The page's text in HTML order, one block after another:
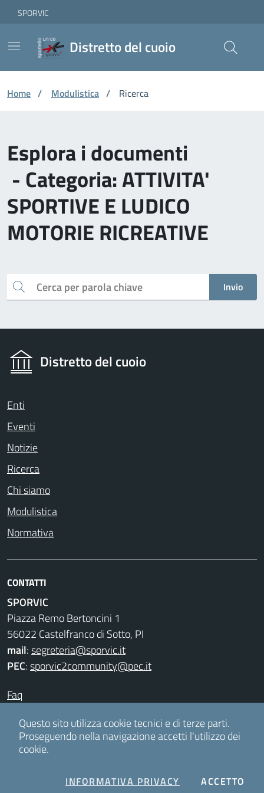
Skip to Main Content
Vai ai contenuti
Vai al footer
SPORVIC
Distretto del cuoio
Home / Modulistica / Ricerca
Esplora i documenti
- Categoria: ATTIVITA'
SPORTIVE E LUDICO
MOTORIE RICREATIVE
Cerca Invio
Distretto del cuoio
Enti
Eventi
Notizie
Ricerca
Chi siamo
Modulistica
Normativa
CONTATTI
SPORVIC
Piazza Remo Bertoncini 1
56022 Castelfranco di Sotto, PI
mail:segreteria@sporvic.it
PEC:sporvic2community@pec.it
Faq
Privacy & Cookies
Questo sito utilizza cookie tecnici e di terze parti.
Proseguendo nella navigazione accetti l'utilizzo dei
cookie.
INFORMATIVA PRIVACY COOKIES
ACCETTO